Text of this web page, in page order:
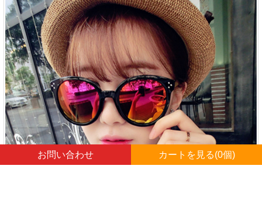
お問い合わせ カートを見る(0個)